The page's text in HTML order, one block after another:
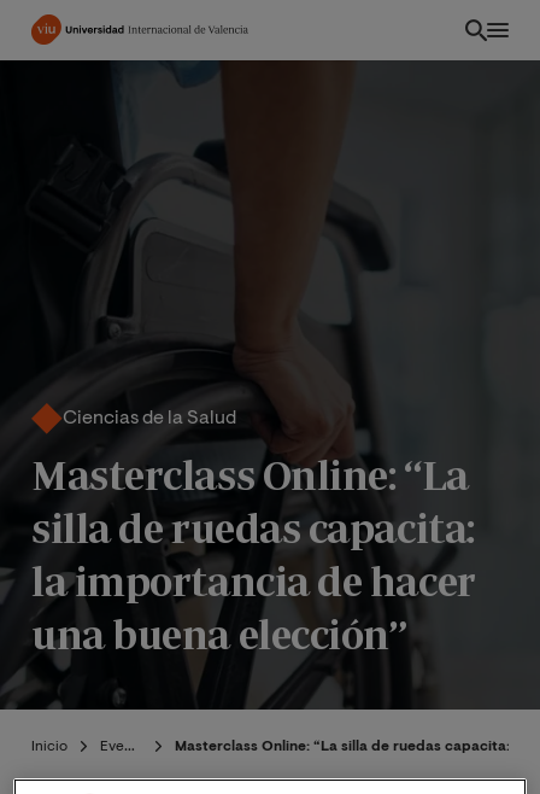
Pasar
Ciencias de la Salud
Masterclass Online: “La
silla de ruedas capacita:
la importancia de hacer
una buena elección”
Inicio Eventos Masterclass Online: “La silla de ruedas capacita: la